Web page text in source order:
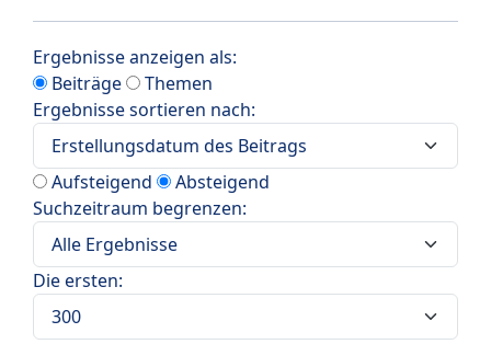
Ergebnisse anzeigen als:
Beiträge
Themen
Ergebnisse sortieren nach:
Aufsteigend
Absteigend
Suchzeitraum begrenzen:
Die ersten: